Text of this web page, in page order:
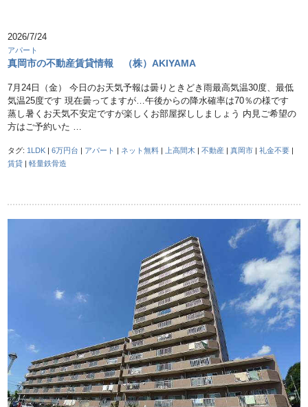
2026/7/24
アパート
真岡市の不動産賃貸情報 （株）AKIYAMA
7月24日（金） 今日のお天気予報は曇りときどき雨最高気温30度、最低
気温25度です 現在曇ってますが…午後からの降水確率は70％の様です
蒸し暑くお天気不安定ですが楽しくお部屋探ししましょう 内見ご希望の
方はご予約いた …
タグ: 1LDK |6万円台 アパート ネット無料 上高間木 |不動産 |真岡市 |礼金不要
賃貸 |軽量鉄骨造